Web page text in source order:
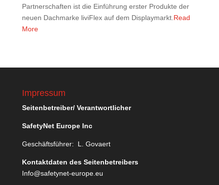
Partnerschaften ist die Einführung erster Produkte der
neuen Dachmarke liviFlex auf dem Displaymarkt. Read
More
Impressum
Seitenbetreiber/ Verantwortlicher
SafetyNet Europe Inc
Geschäftsführer: L. Govaert
Kontaktdaten des Seitenbetreibers
Info@safetynet-europe.eu